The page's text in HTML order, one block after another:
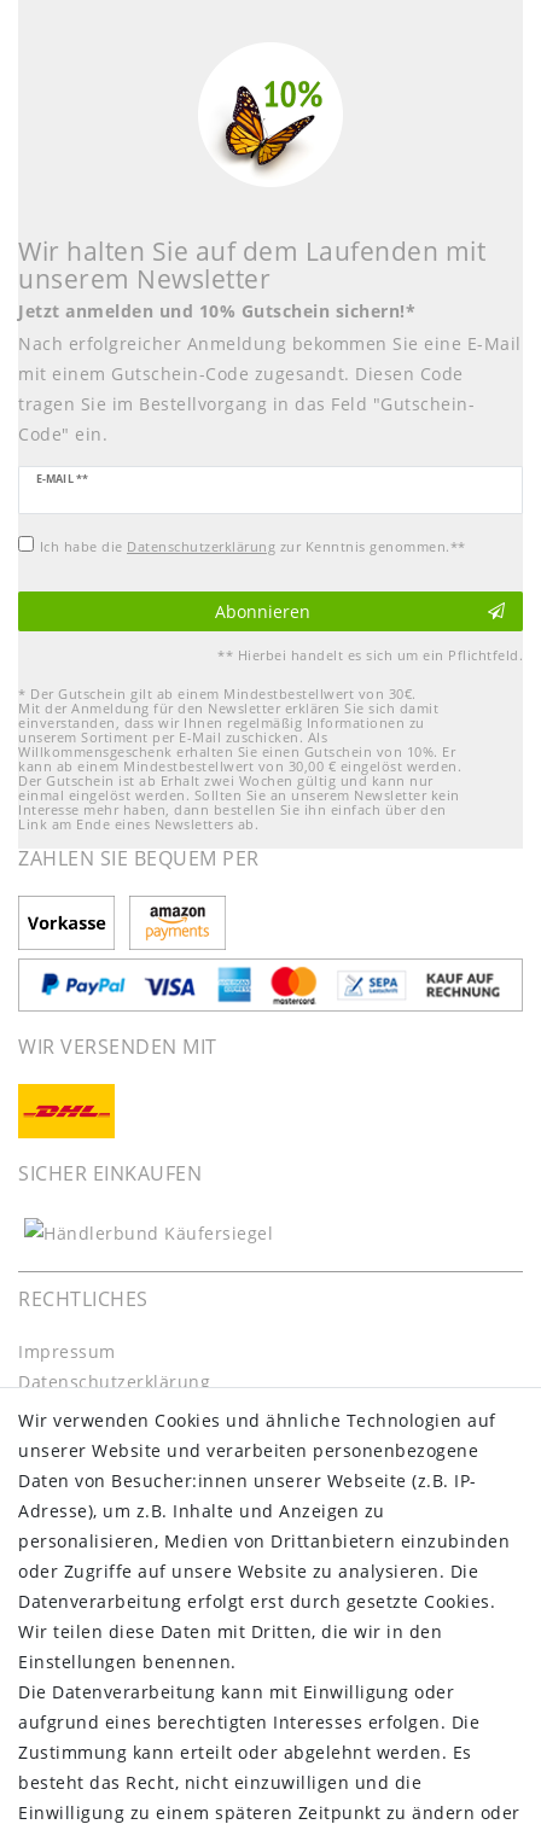
Wir halten Sie auf dem Laufenden mit
unserem Newsletter
Jetzt anmelden und 10% Gutschein sichern!*
Nach erfolgreicher Anmeldung bekommen Sie eine E-Mail
mit einem Gutschein-Code zugesandt. Diesen Code
tragen Sie im Bestellvorgang in das Feld "Gutschein-
Code" ein.
E-MAIL **
Newsletter
Honig
Ich habe die Daten­schutz­erklärung zur Kenntnis genommen.**
Abonnieren
** Hierbei handelt es sich um ein Pflichtfeld.
* Der Gutschein gilt ab einem Mindestbestellwert von 30€.
Mit der Anmeldung für den Newsletter erklären Sie sich damit
einverstanden, dass wir Ihnen regelmäßig Informationen zu
unserem Sortiment per E-Mail zuschicken. Als
Willkommensgeschenk erhalten Sie einen Gutschein von 10%. Er
kann ab einem Mindestbestellwert von 30,00 € eingelöst werden.
Der Gutschein ist ab Erhalt zwei Wochen gültig und kann nur
einmal eingelöst werden. Sollten Sie an unserem Newsletter kein
Interesse mehr haben, dann bestellen Sie ihn einfach über den
Link am Ende eines Newsletters ab.
ZAHLEN SIE BEQUEM PER
WIR VERSENDEN MIT
SICHER EINKAUFEN
RECHTLICHES
Impressum
Daten­schutz­erklärung
AGB
Barrierefreiheitserklärung
Widerrufs­recht
Kontakt
Vertrag widerrufen
INFORMATIONEN:
Zahlungsinformationen
Versandinformationen
Über uns
Gutschein
NEWS
Google Maps
Kundenbewertungen
Wir verwenden Cookies und ähnliche Technologien auf
unserer Website und verarbeiten personenbezogene
Daten von Besucher:innen unserer Webseite (z.B. IP-
Adresse), um z.B. Inhalte und Anzeigen zu
personalisieren, Medien von Drittanbietern einzubinden
oder Zugriffe auf unsere Website zu analysieren. Die
Datenverarbeitung erfolgt erst durch gesetzte Cookies.
Wir teilen diese Daten mit Dritten, die wir in den
Einstellungen benennen.
Die Datenverarbeitung kann mit Einwilligung oder
aufgrund eines berechtigten Interesses erfolgen. Die
Zustimmung kann erteilt oder abgelehnt werden. Es
besteht das Recht, nicht einzuwilligen und die
Einwilligung zu einem späteren Zeitpunkt zu ändern oder